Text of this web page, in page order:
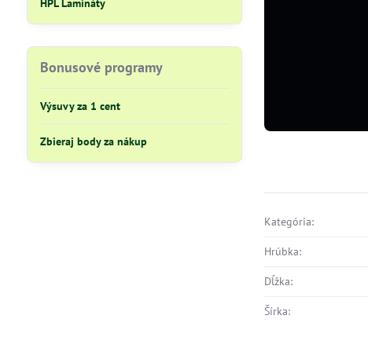
Kategória:
Hrúbka:
Dĺžka:
Šírka:
HPL Lamináty
Bonusové programy
Výsuvy za 1 cent
Zbieraj body za nákup